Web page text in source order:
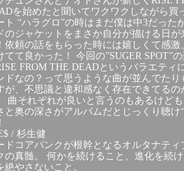
を始めたと聞いてワクワクしながら買
ト “ハラグロ”の時はまだ僕は中3だった
のジャケットをまさか自分が描ける日が
依頼の話をもらった時には嬉しくて感激
てて良かった！ 今回の”SUGER SPOT”
FROM THE DEADというバラエティ
ドなの？って思うような曲が並んでたり
が、不思議と違和感なく存在できてるの
曲それぞれが良いと言うのもあるけど
と奥の深さがアルバムだとじっくり聴け
/ 杉生健
ドコアパンクが根幹となるオルタナティ
の真髄。 何かを続けること、進化を続
絶やさないこと。